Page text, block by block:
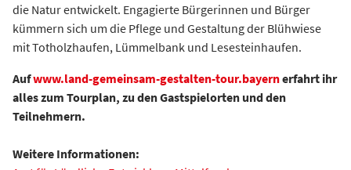
die Natur entwickelt. Engagierte Bürgerinnen und Bürger
kümmern sich um die Pflege und Gestaltung der Blühwiese
mit Totholzhaufen, Lümmelbank und Lesesteinhaufen.
Aufwww.land-gemeinsam-gestalten-tour.bayernerfahrt ihr
alles zum Tourplan, zu den Gastspielorten und den
Teilnehmern.
Weitere Informationen: